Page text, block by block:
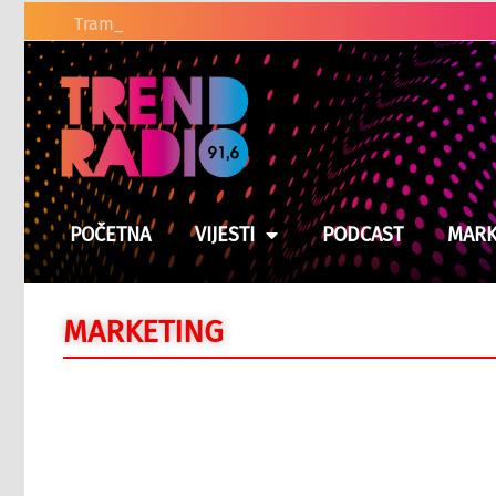
Tramp pred najtežom odlukom man
POČETNA VIJESTI PODCAST
MARKETING